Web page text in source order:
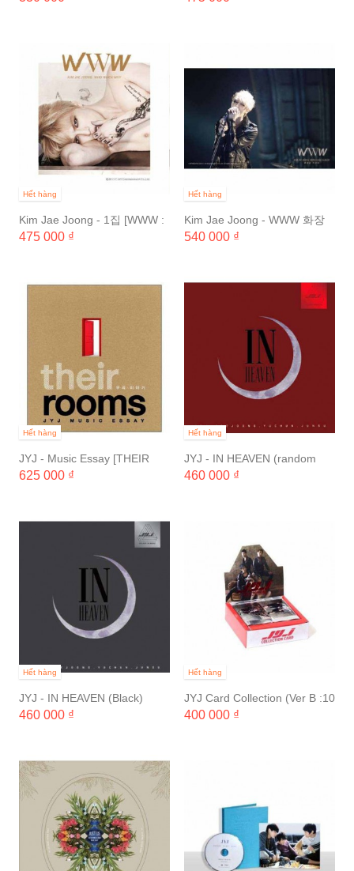
Hết hàng
Kim Jae Joong - 1집 [WWW :
WHO, WHEN, WHY]
475 000 ₫
Hết hàng
Kim Jae Joong - WWW 화장
을 지우다 1st Repackage
540 000 ₫
Hết hàng
JYJ - Music Essay [THEIR
ROOMS]
625 000 ₫
Hết hàng
JYJ - IN HEAVEN (random
color cover)
460 000 ₫
Hết hàng
JYJ - IN HEAVEN (Black)
460 000 ₫
Hết hàng
JYJ Card Collection (Ver B :10
packs) (3 Ver A,B,C)
400 000 ₫